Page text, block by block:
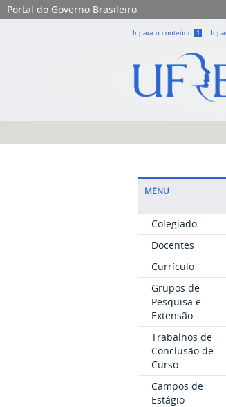
Portal do Governo Brasileiro
Ir para o conteúdo 1 Ir
MENU
Colegiado
Docentes
Currículo
Grupos de
Pesquisa e
Extensão
Trabalhos de
Conclusão de
Curso
Campos de
Estágio